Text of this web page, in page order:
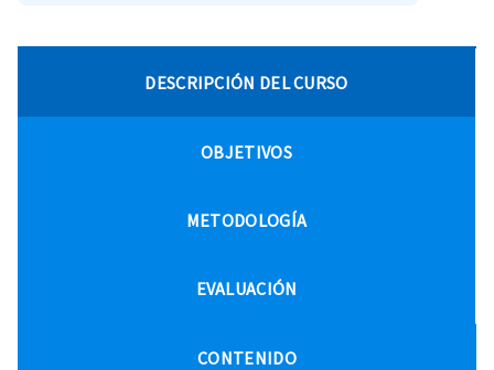
DESCRIPCIÓN DEL CURSO
OBJETIVOS
METODOLOGÍA
EVALUACIÓN
CONTENIDO